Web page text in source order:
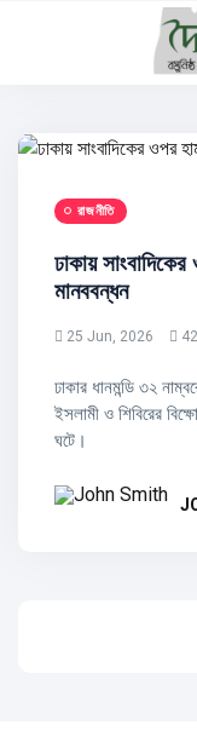
রাজনীতি
ঢাকায়
মানববন্ধন
25 Jun, 2026
ঢাকার ধানমন্ডি ৩২
ইসলামী ও শিবিরের
ঘটে।